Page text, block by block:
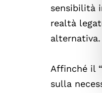
sensibilità
realtà
Affinché il
sulla